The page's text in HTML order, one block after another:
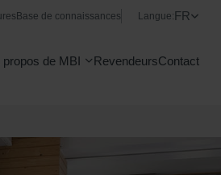
Base de connaissances Langue:FR
propos de MBI RevendeursContact